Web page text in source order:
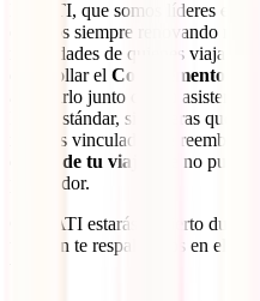
En IATI, que somos líderes en
estamos siempre renovando
necesidades de quienes viajan.
desarrollar el Complemento de
adquirirlo junto con tu
IATI Estándar, si tuvieras que
razones vinculadas, te
costos de tu viaje
que no
proveedor.
Con IATI estarás cubierto
también te respaldamos en el